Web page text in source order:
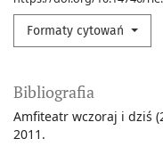
Formaty cytowań
Bibliografia
Amfiteatr wczoraj i dziś
2011.